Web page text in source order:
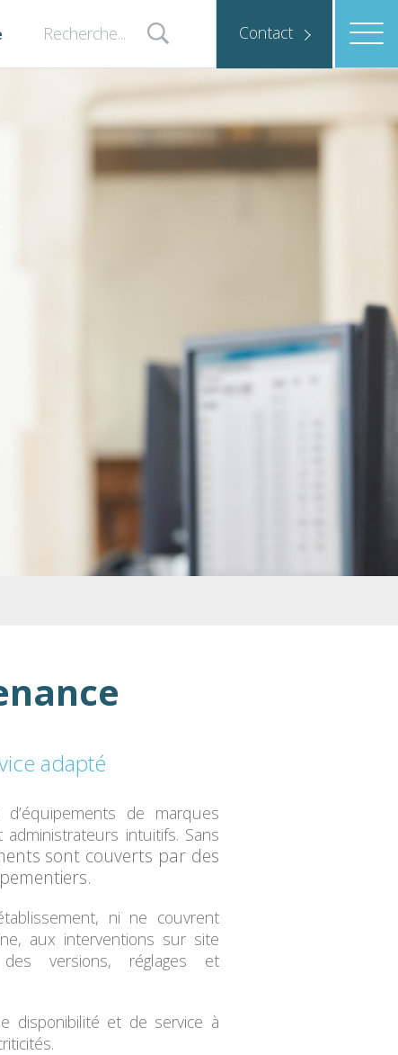
Contact
adapté
d’équipements de marques
intuitifs. Sans
sont couverts par des
, ni ne couvrent
aux interventions sur site
versions, réglages et
disponibilité et de service à